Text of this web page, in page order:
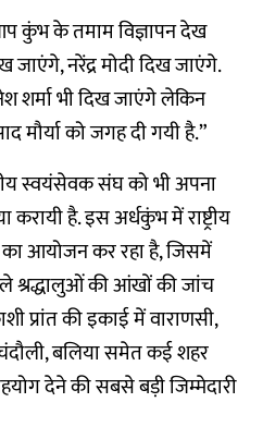
कुंभ के तमाम विज्ञापन देख
जाएंगे, नरेंद्र मोदी दिख जाएंगे.
शर्मा भी दिख जाएंगे लेकिन
मौर्या को जगह दी गयी है.”
स्वयंसेवक संघ को भी अपना
है. इस अर्धकुंभ में राष्ट्रीय
आयोजन कर रहा है, जिसमें
श्रद्धालुओं की आंखों की जांच
प्रांत की इकाई में वाराणसी,
चंदौली, बलिया समेत कई शहर
देने की सबसे बड़ी जिम्मेदारी